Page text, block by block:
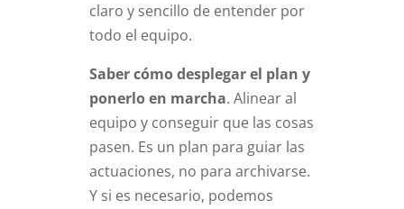
claro y sencillo de entender por
todo el equipo.
Saber cómo desplegar el plan y
ponerlo en marcha. Alinear al
equipo y conseguir que las cosas
pasen. Es un plan para guiar las
actuaciones, no para archivarse.
Y si es necesario, podemos